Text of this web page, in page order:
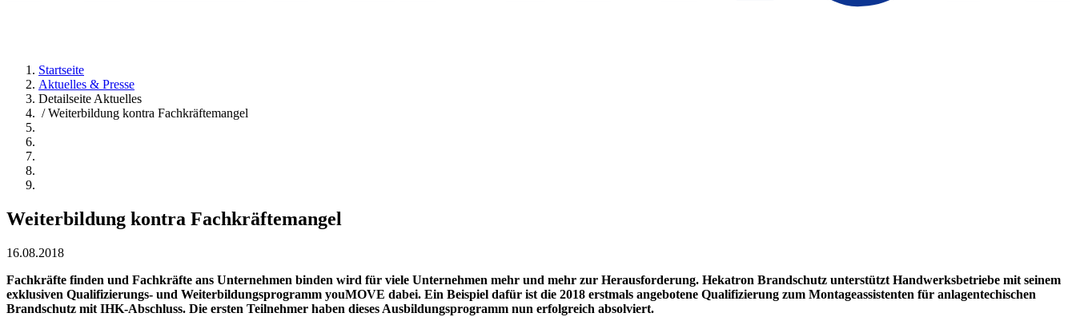
Startseite
Aktuelles & Presse
Detailseite Aktuelles
/ Weiterbildung kontra Fachkräftemangel
Weiterbildung kontra Fachkräftemangel
16.08.2018
Fachkräfte finden und Fachkräfte ans Unternehmen binden wird für viele Unternehmen mehr und mehr zur Herausforderung. Hekatron Brandschutz unterstützt Handwerksbetriebe mit seinem
exklusiven Qualifizierungs- und Weiterbildungsprogramm youMOVE dabei. Ein Beispiel dafür ist die 2018 erstmals angebotene Qualifizierung zum Montageassistenten für anlagentechischen
Brandschutz mit IHK-Abschluss. Die ersten Teilnehmer haben dieses Ausbildungsprogramm nun erfolgreich absolviert.